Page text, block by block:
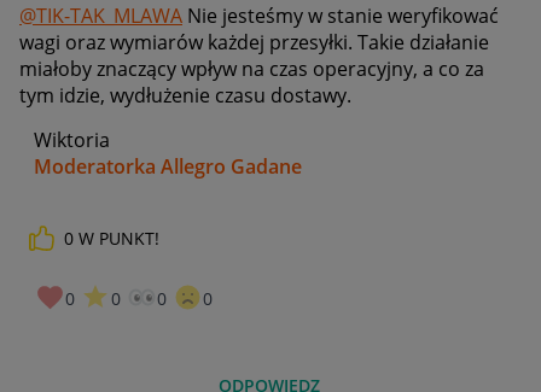
@TIK-TAK_MLAWA Nie jesteśmy w stanie weryfikować
wagi oraz wymiarów każdej przesyłki. Takie działanie
miałoby znaczący wpływ na czas operacyjny, a co za
tym idzie, wydłużenie czasu dostawy.
Wiktoria
Moderatorka Allegro Gadane
0 W PUNKT!
0 0 0 0
ODPOWIEDZ